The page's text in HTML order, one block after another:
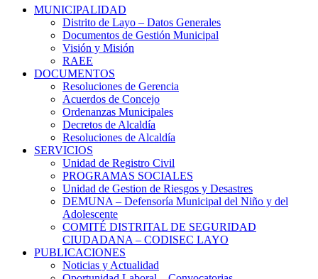
MUNICIPALIDAD
Distrito de Layo – Datos Generales
Documentos de Gestión Municipal
Visión y Misión
RAEE
DOCUMENTOS
Resoluciones de Gerencia
Acuerdos de Concejo
Ordenanzas Municipales
Decretos de Alcaldía
Resoluciones de Alcaldía
SERVICIOS
Unidad de Registro Civil
PROGRAMAS SOCIALES
Unidad de Gestion de Riesgos y Desastres
DEMUNA – Defensoría Municipal del Niño y del
Adolescente
COMITÉ DISTRITAL DE SEGURIDAD
CIUDADANA – CODISEC LAYO
PUBLICACIONES
Noticias y Actualidad